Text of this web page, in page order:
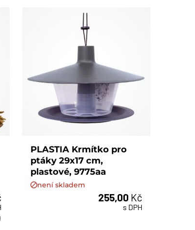
PLASTIA Krmítko pro
ptáky 29x17 cm,
plastové, 9775aa
není skladem
255,00 Kč
s DPH